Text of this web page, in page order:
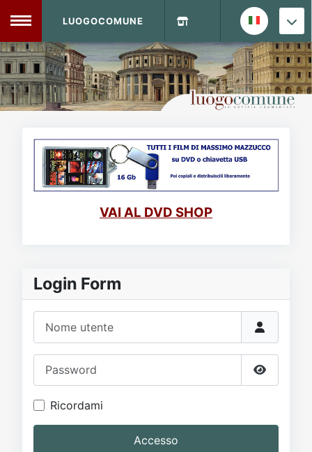
MENU
Home
DVD Shop
Sito
Forum
LUOGOCOMUNE
VAI AL DVD SHOP
Login Form
Mostra
Ricordami
Accesso